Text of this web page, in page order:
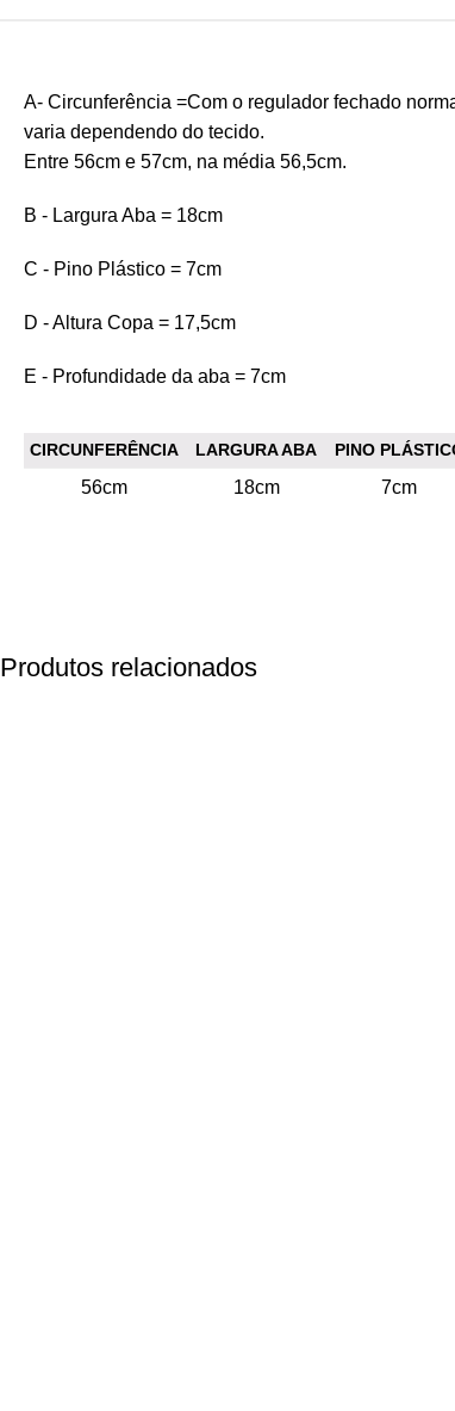
A- Circunferência =Com o regulador fechado
varia dependendo do tecido.
Entre 56cm e 57cm, na média 56,5cm.
B - Largura Aba = 18cm
C - Pino Plástico = 7cm
D - Altura Copa = 17,5cm
E - Profundidade da aba = 7cm
CIRCUNFERÊNCIA LARGURA ABA PINO
56cm 18cm 7cm
Produtos relacionados